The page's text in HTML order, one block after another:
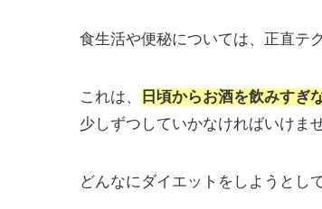
食生活や便秘については、正直テ
これは、 日頃からお酒を飲みすぎ
少しずつしていかなければいけませ
どんなにダイエットをしようとし